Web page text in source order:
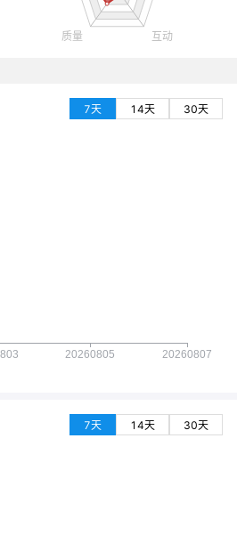
7天 14天 30天
7天 14天 30天